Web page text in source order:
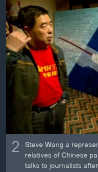
ພາສາຕ່າງໆ
2 Steve Wang a
relatives of Chinese
talks to journalists